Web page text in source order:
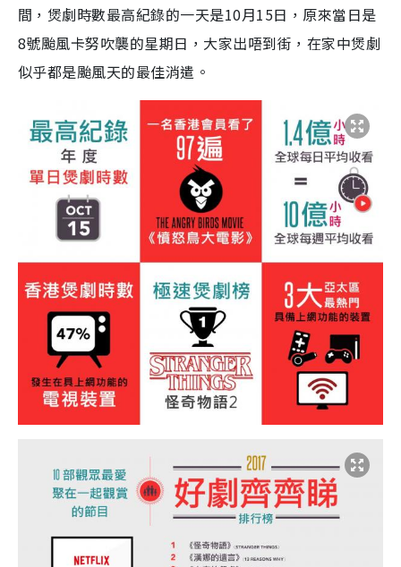
間，煲劇時數最高紀錄的一天是10月15日，原來當日是
8號颱風卡努吹襲的星期日，大家出唔到街，在家中煲劇
似乎都是颱風天的最佳消遣。